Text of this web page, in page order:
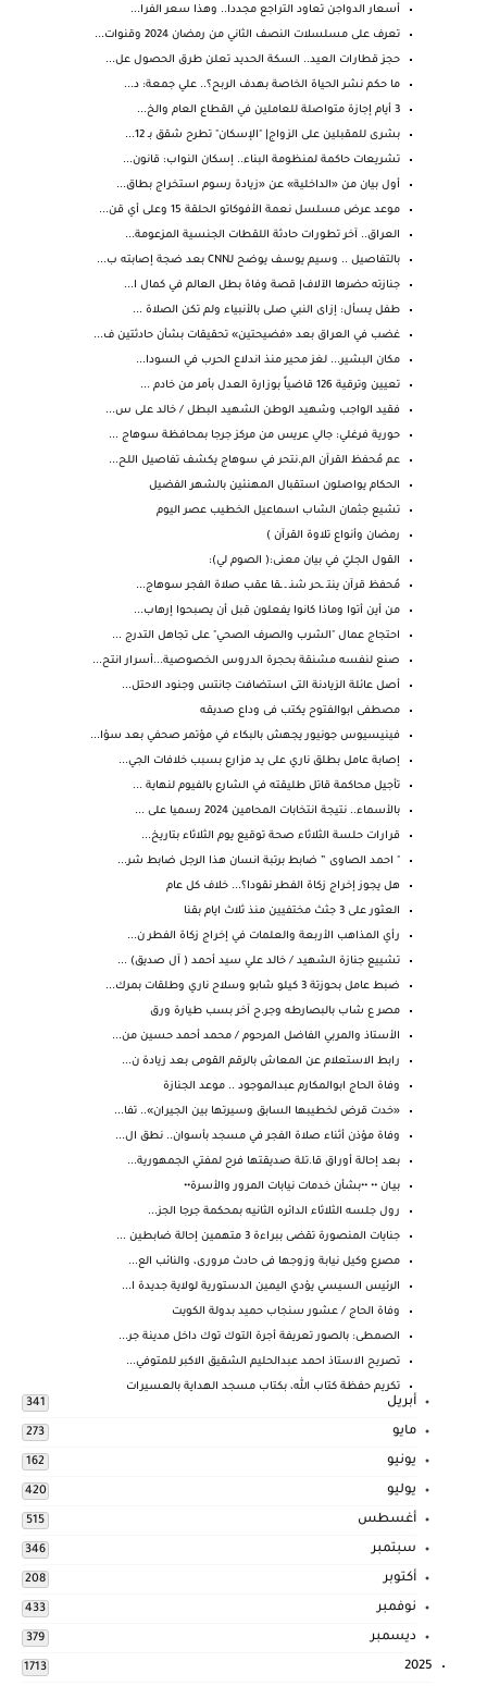
أسعار الدواجن تعاود التراجع مجددا.. وهذا سعر الفرا...
تعرف على مسلسلات النصف الثاني من رمضان 2024 وقنوات...
حجز قطارات العيد.. السكة الحديد تعلن طرق الحصول عل...
ما حكم نشر الحياة الخاصة بهدف الربح؟.. علي جمعة: د...
3 أيام إجازة متواصلة للعاملين في القطاع العام والخ...
بشرى للمقبلين على الزواج| "الإسكان" تطرح شقق بـ 12...
تشريعات حاكمة لمنظومة البناء.. إسكان النواب: قانون...
أول بيان من «الداخلية» عن «زيادة رسوم استخراج بطاق...
موعد عرض مسلسل نعمة الأفوكاتو الحلقة 15 وعلى أي قن...
العراق.. آخر تطورات حادثة اللقطات الجنسية المزعومة...
بالتفاصيل .. وسيم يوسف يوضح لـCNN بعد ضجة إصابته ب...
جنازته حضرها الآلاف| قصة وفاة بطل العالم في كمال ا...
طفل يسأل: إزاى النبي صلى بالأنبياء ولم تكن الصلاة ...
غضب في العراق بعد «فضيحتين» تحقيقات بشأن حادثتين ف...
مكان البشير... لغز محير منذ اندلاع الحرب في السودا...
تعيين وترقية 126 قاضياً بوزارة العدل بأمر من خادم ...
فقيد الواجب وشهيد الوطن الشهيد البطل / خالد على س...
حورية فرغلي: جالي عريس من مركز جرجا بمحافظة سوهاج ...
عم مُحفظ القرآن الم.نتحر في سوهاج يكشف تفاصيل اللح...
الحكام يواصلون استقبال المهنئين بالشهر الفضيل
تشيع جثمان الشاب اسماعيل الخطيب عصر اليوم
رمضان وأنواع تلاوة القرآن )
القول الجليّ في بيان معنى:( الصوم لي):
مُحفظ قرآن ينتـ ـحر شنـ ـ ـقا عقب صلاة الفجر سوهاج...
من أين أتوا وماذا كانوا يفعلون قبل أن يصبحوا إرهاب...
احتجاج عمال "الشرب والصرف الصحي" على تجاهل التدرج ...
صنع لنفسه مشنقة بحجرة الدروس الخصوصية...أسرار انتح...
أصل عائلة الزيادنة التى استضافت جانتس وجنود الاحتل...
مصطفى ابوالفتوح يكتب فى وداع صديقه
فينيسيوس جونيور يجهش بالبكاء في مؤتمر صحفي بعد سؤا...
إصابة عامل بطلق ناري على يد مزارع بسبب خلافات الجي...
تأجيل محاكمة قاتل طليقته في الشارع بالفيوم لنهاية ...
بالأسماء.. نتيجة انتخابات المحامين 2024 رسميا على ...
قرارات حلسة الثلاثاء صحة توقيع يوم الثلاثاء بتاريخ...
" احمد الصاوى ” ضابط برتبة انسان هذا الرجل ضابط شر...
هل يجوز إخراج زكاة الفطر نقودا؟... خلاف كل عام
العثور على 3 جثث مختفيين منذ ثلاث ايام بقنا
رأي المذاهب الأربعة والعلمات في إخراج زكاة الفطر ن...
تشييع جنازة الشهيد / خالد علي سيد أحمد ( آل صديق) ...
ضبط عامل بحوزتة 3 كيلو شابو وسلاح ناري وطلقات بمرك...
مصر ع شاب بالبصارطه وجر.ح آخر بسب طيارة ورق
الأستاذ والمربي الفاضل المرحوم / محمد أحمد حسين من...
رابط الاستعلام عن المعاش بالرقم القومى بعد زيادة ن...
وفاة الحاج ابوالمكارم عبدالموجود .. موعد الجنازة
«خدت قرض لخطيبها السابق وسيرتها بين الجيران».. تفا...
وفاة مؤذن أثناء صلاة الفجر في مسجد بأسوان.. نطق ال...
بعد إحالة أوراق قا.تلة صديقتها فرح لمفتي الجمهورية...
بيـان •• ••بشأن خدمات نيابات المرور والأسرة••
رول جلسه الثلاثاء الدائره الثانيه بمحكمة جرجا الجز...
جنايات المنصورة تقضى ببراءة 3 متهمين إحالة ضابطين ...
مصرع وكيل نيابة وزوجها فى حادث مرورى، والنائب الع...
الرئيس السيسي يؤدي اليمين الدستورية لولاية جديدة ا...
وفاة الحاج / عشور سنجاب حميد بدولة الكويت
الصمطى: بالصور تعريفة أجرة التوك توك داخل مدينة جر...
تصريح الاستاذ احمد عبدالحليم الشقيق الاكبر للمتوفي...
تكريم حفظة كتاب الله، بكتاب مسجد الهداية بالعسيرات
أبريل 341
مايو 273
يونيو 162
يوليو 420
أغسطس 515
سبتمبر 346
أكتوبر 208
نوفمبر 433
ديسمبر 379
2025
1713